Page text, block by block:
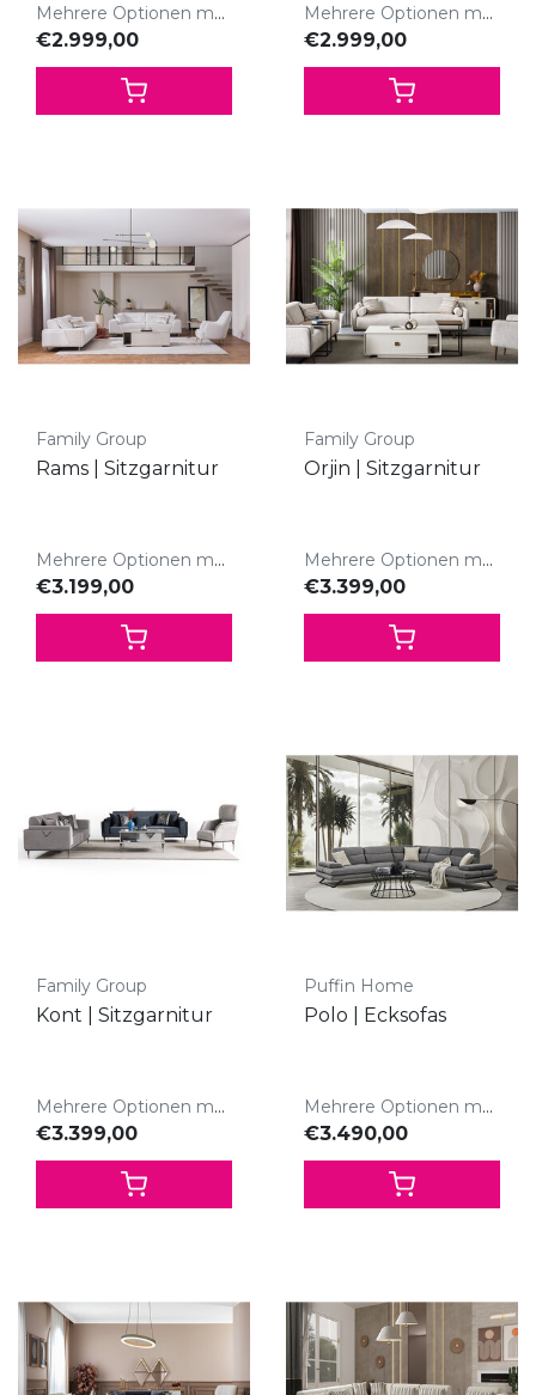
Mehrere Optionen möglich
€2.999,00
Mehrere Optionen möglich
€2.999,00
Family Group
Rams | Sitzgarnitur
Mehrere Optionen möglich
€3.199,00
Family Group
Orjin | Sitzgarnitur
Mehrere Optionen möglich
€3.399,00
Family Group
Kont | Sitzgarnitur
Mehrere Optionen möglich
€3.399,00
Puffin Home
Polo | Ecksofas
Mehrere Optionen möglich
€3.490,00